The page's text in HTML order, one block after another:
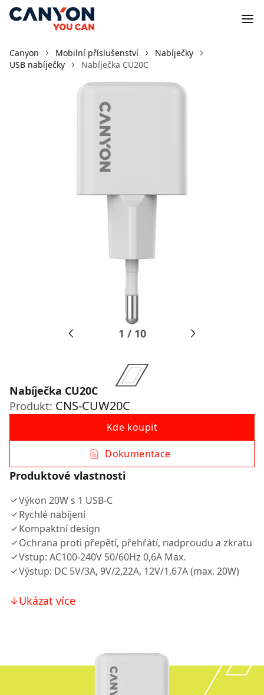
Canyon Mobilní příslušenství
Nabíječky
USB nabíječky
Nabíječka CU20C
1 / 10
Nabíječka CU20C
Produkt: CNS-CUW20C
Kde koupit
Dokumentace
Produktové vlastnosti
Výkon 20W s 1 USB-C
Rychlé nabíjení
Kompaktní design
Ochrana proti přepětí, přehřátí, nadproudu a zkratu
Vstup: AC100-240V 50/60Hz 0,6A Max.
Výstup: DC 5V/3A, 9V/2,22A, 12V/1,67A (max. 20W)
Ukázat více